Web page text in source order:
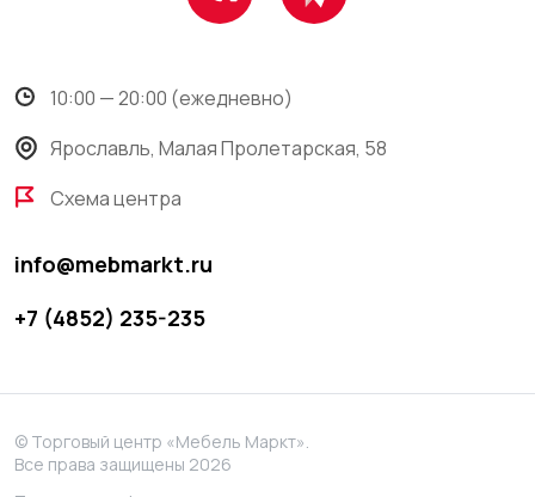
10:00 — 20:00 (ежедневно)
Ярославль, Малая Пролетарская, 58
Схема центра
info@mebmarkt.ru
+7 (4852) 235-235
© Торговый центр «Мебель Маркт».
Все права защищены 2026